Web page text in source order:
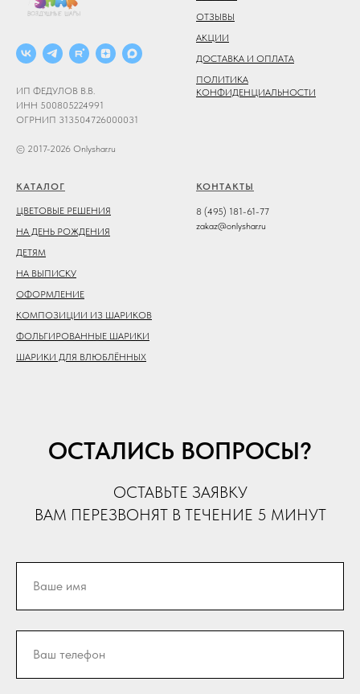
ИП ФЕДУЛОВ В.В.
ИНН 500805224991
ОГРНИП 313504726000031
© 2017-2026 Onlyshar.ru
ОТЗЫВЫ
АКЦИИ
ДОСТАВКА И ОПЛАТА
ПОЛИТИКА
КОНФИДЕНЦИАЛЬНОСТИ
КАТАЛОГ
ЦВЕТОВЫЕ РЕШЕНИЯ
НА ДЕНЬ РОЖДЕНИЯ
ДЕТЯМ
НА ВЫПИСКУ
ОФОРМЛЕНИЕ
КОМПОЗИЦИИ ИЗ ШАРИКОВ
ФОЛЬГИРОВАННЫЕ ШАРИКИ
ШАРИКИ ДЛЯ ВЛЮБЛЁННЫХ
КОНТАКТЫ
8 (495) 181-61-77
zakaz@onlyshar.ru
ОСТАЛИСЬ ВОПРОСЫ?
ОСТАВЬТЕ ЗАЯВКУ
ВАМ ПЕРЕЗВОНЯТ В ТЕЧЕНИЕ 5 МИНУТ